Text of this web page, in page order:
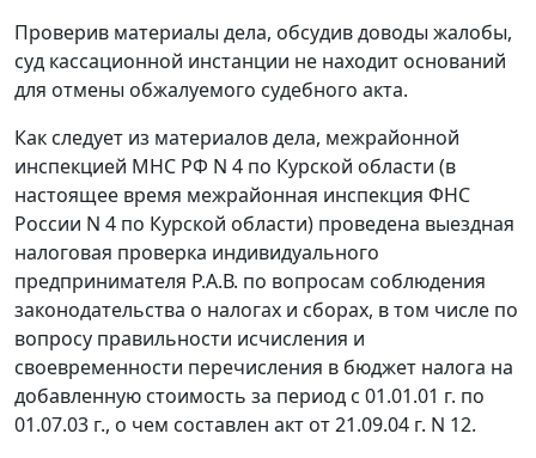
Проверив материалы дела, обсудив доводы жалобы,
суд кассационной инстанции не находит оснований
для отмены обжалуемого судебного акта.
Как следует из материалов дела, межрайонной
инспекцией МНС РФ N 4 по Курской области (в
настоящее время межрайонная инспекция ФНС
России N 4 по Курской области) проведена выездная
налоговая проверка индивидуального
предпринимателя Р.А.В. по вопросам соблюдения
законодательства о налогах и сборах, в том числе по
вопросу правильности исчисления и
своевременности перечисления в бюджет налога на
добавленную стоимость за период с 01.01.01 г. по
01.07.03 г., о чем составлен акт от 21.09.04 г. N 12.